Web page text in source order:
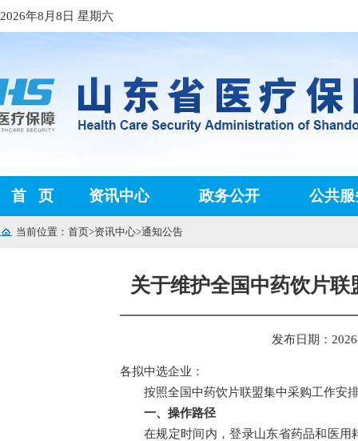
2026年8月8日 星期六
首 页 资讯中心 政务公开 公共服
当前位置： 首页>资讯中心>通知公告
关于维护全国中药饮片
发布日期：
各拟中选企业：
按照全国中药饮片联盟集中采购工作安
一、操作路径
在规定时间内，登录山东省药品和医用